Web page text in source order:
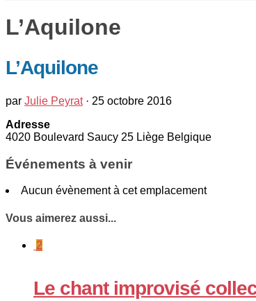
L’Aquilone
L’Aquilone
par Julie Peyrat · 25 octobre 2016
Adresse
4020 Boulevard Saucy 25 Liège Belgique
Événements à venir
Aucun évènement à cet emplacement
Vous aimerez aussi...
2
Le chant improvisé